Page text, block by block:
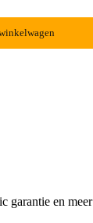
garantie en meer